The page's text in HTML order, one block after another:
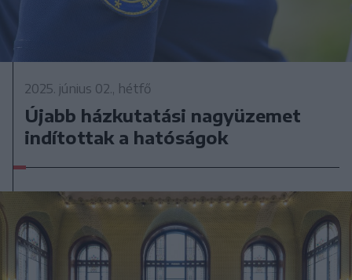
2025. június 02., hétfő
Újabb házkutatási nagyüzemet
indítottak a hatóságok